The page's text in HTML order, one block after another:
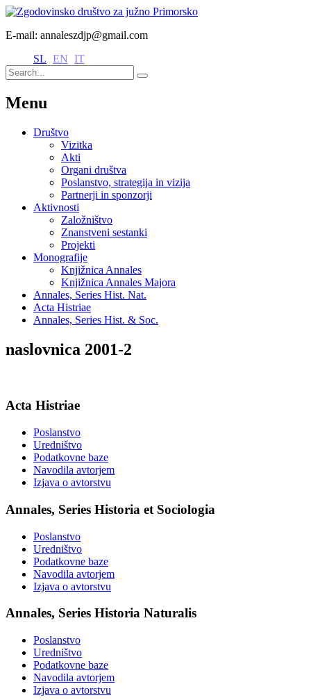
E-mail: annaleszdjp@gmail.com
SL EN IT
Menu
Društvo
Vizitka
Akti
Organi društva
Poslanstvo, strategija in vizija
Partnerji in sponzorji
Aktivnosti
Založništvo
Znanstveni sestanki
Projekti
Monografije
Knjižnica Annales
Knjižnica Annales Majora
Annales, Series Hist. Nat.
Acta Histriae
Annales, Series Hist. & Soc.
naslovnica 2001-2
Acta Histriae
Poslanstvo
Uredništvo
Podatkovne baze
Navodila avtorjem
Izjava o avtorstvu
Annales, Series Historia et Sociologia
Poslanstvo
Uredništvo
Podatkovne baze
Navodila avtorjem
Izjava o avtorstvu
Annales, Series Historia Naturalis
Poslanstvo
Uredništvo
Podatkovne baze
Navodila avtorjem
Izjava o avtorstvu